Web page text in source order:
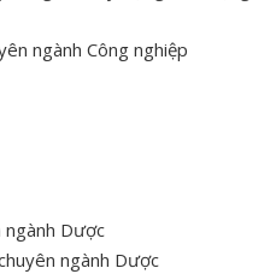
ngành Công nghiệp
ngành Dược
ngành Dược